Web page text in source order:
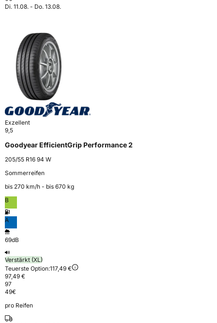
Di. 11.08. - Do. 13.08.
Exzellent
9,5
Goodyear EfficientGrip Performance 2
205/55 R16 94 W
Sommerreifen
bis 270 km⁠/⁠h - bis 670 kg
B
A
69dB
Verstärkt (XL)
Teuerste Option:117,49 €
97,49 €
97
49€
pro Reifen